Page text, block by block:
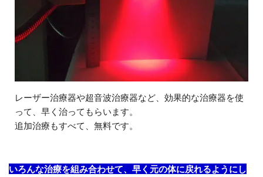
レーザー治療器や超音波治療器など、効果的な治療器を使
って、早く治ってもらいます。
追加治療もすべて、無料です。
いろんな治療を組み合わせて、早く元の体に戻れるようにし